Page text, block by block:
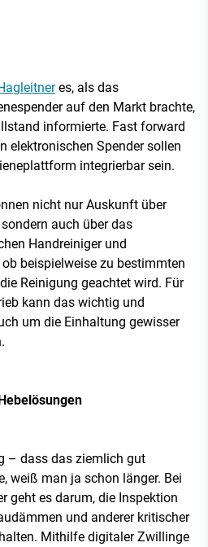
es, als das
auf den Markt brachte,
informierte. Fast forward
elektronischen Spender sollen
integrierbar sein.
nicht nur Auskunft über
auch über das
Handreiniger und
beispielweise zu bestimmten
Reinigung geachtet wird. Für
kann das wichtig und
um die Einhaltung gewisser
– dass das ziemlich gut
weiß man ja schon länger. Bei
geht es darum, die Inspektion
und anderer kritischer
Mithilfe digitaler Zwillinge